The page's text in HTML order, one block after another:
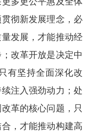
彻新发展理念，必
发展，才能推动经
改革开放是决定中
有坚持全面深化改
注入强劲动力；处
革的核心问题，只
，才能推动构建高